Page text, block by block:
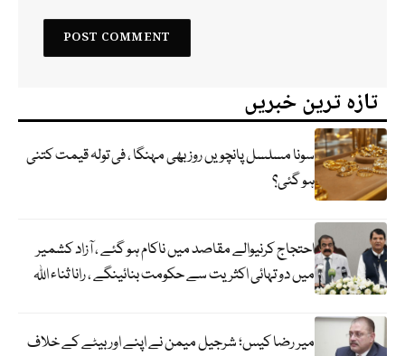
تازہ ترین خبریں
سونا مسلسل پانچویں روز بھی مہنگا ، فی تولہ قیمت کتنی
ہو گئی؟
احتجاج کرنیوالے مقاصد میں ناکام ہو گئے ، آزاد کشمیر
میں دو تہائی اکثریت سے حکومت بنائینگے ، رانا ثناء اللہ
میر رضا کیس؛ شرجیل میمن نے اپنے اور بیٹے کے خلاف